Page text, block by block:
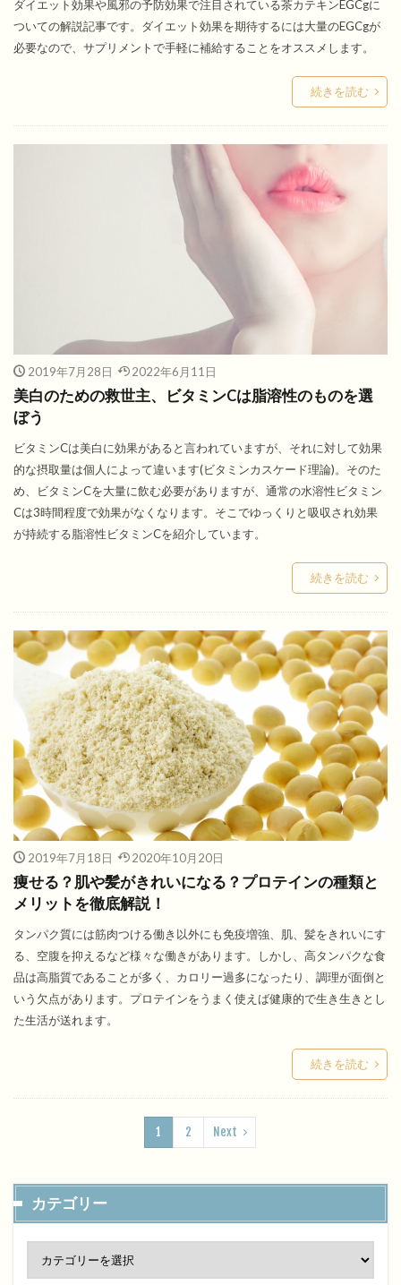
ダイエット効果や風邪の予防効果で注目されている茶カテキンEGCgに
ついての解説記事です。ダイエット効果を期待するには大量のEGCgが
必要なので、サプリメントで手軽に補給することをオススメします。
続きを読む
2019年7月28日 2022年6月11日
美白のための救世主、ビタミンCは脂溶性のものを選
ぼう
ビタミンCは美白に効果があると言われていますが、それに対して効果
的な摂取量は個人によって違います(ビタミンカスケード理論)。そのた
め、ビタミンCを大量に飲む必要がありますが、通常の水溶性ビタミン
Cは3時間程度で効果がなくなります。そこでゆっくりと吸収され効果
が持続する脂溶性ビタミンCを紹介しています。
続きを読む
2019年7月18日 2020年10月20日
痩せる？肌や髪がきれいになる？プロテインの種類と
メリットを徹底解説！
タンパク質には筋肉つける働き以外にも免疫増強、肌、髪をきれいにす
る、空腹を抑えるなど様々な働きがあります。しかし、高タンパクな食
品は高脂質であることが多く、カロリー過多になったり、調理が面倒と
いう欠点があります。プロテインをうまく使えば健康的で生き生きとし
た生活が送れます。
続きを読む
1 2 Next
カテゴリー